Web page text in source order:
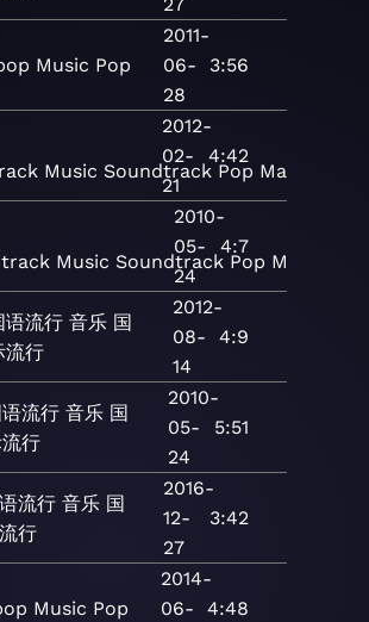
Music Pop
2011-
06-
28
3:56
Music Soundtrack Pop Mandopop
2012-
02-
21
4:42
Music Soundtrack Pop Mandopop
2010-
05-
24
4:7
语流行 音乐 国
流行
2012-
08-
14
4:9
流行 音乐 国
行
2010-
05-
24
5:51
流行 音乐 国
行
2016-
12-
27
3:42
Music Pop
2014-
06-
4:48